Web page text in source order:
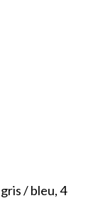
/ bleu, 4